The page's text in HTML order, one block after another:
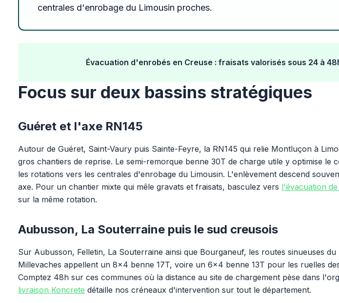
centrales d'enrobage du Limousin proches.
Évacuation d'enrobés en Creuse : fraisats valorisés sous 24 à
Focus sur deux bassins stratégiques
Guéret et l'axe RN145
Autour de Guéret, Saint-Vaury puis Sainte-Feyre, la RN145 qui relie Montluçon à
gros chantiers de reprise. Le semi-remorque benne 30T de charge utile y optimise le
les rotations vers les centrales d'enrobage du Limousin. L'enlèvement descend
axe. Pour un chantier mixte qui mêle gravats et fraisats, basculez vers l'évacuation
sur la même rotation.
Aubusson, La Souterraine puis le sud creusois
Sur Aubusson, Felletin, La Souterraine ainsi que Bourganeuf, les routes sinueuses du
Millevaches appellent un 8x4 benne 17T, voire un 6x4 benne 13T pour les ruelles
Comptez 48h sur ces communes où la distance au site de chargement pèse dans
livraison Koncrete détaille nos créneaux d'intervention sur tout le département.